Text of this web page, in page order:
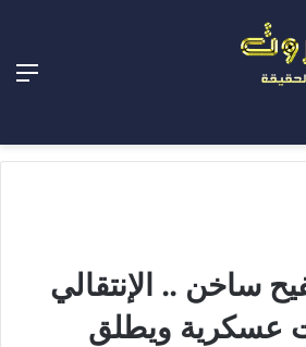
ساخن .. الإنتقالي
عسكرية ويطلق